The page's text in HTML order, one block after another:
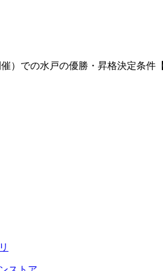
）での水戸の優勝・昇格決定条件